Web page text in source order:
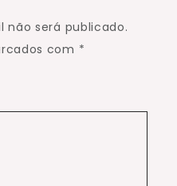
não será publicado.
com *